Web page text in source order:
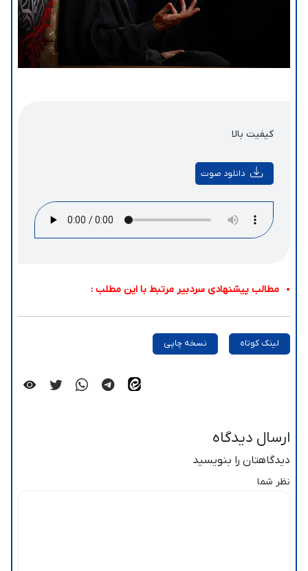
کیفیت بالا
دانلود صوت
مطالب پیشنهادی سردبیر مرتبط با این مطلب :
لینک کوتاه نسخه چاپی
ارسال دیدگاه
دیدگاهتان را بنویسید
نظر شما